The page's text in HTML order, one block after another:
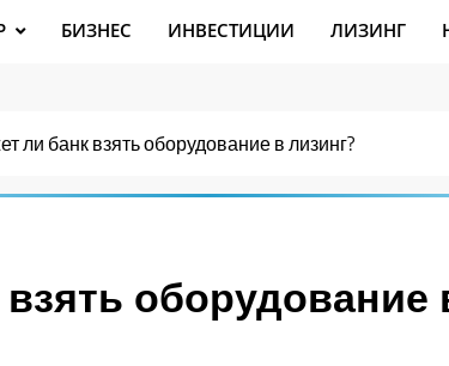
БИЗНЕС ИНВЕСТИЦИИ ЛИЗИНГ
ли банк взять оборудование в лизинг?
оборудование